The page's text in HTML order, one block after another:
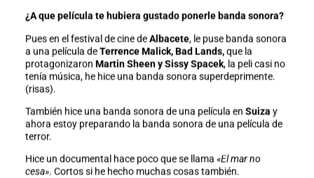
¿A que película te hubiera gustado ponerle banda sonora?
Pues en el festival de cine deAlbacete, le puse banda sonora
a una película deTerrence Malick, Bad Lands,que la
protagonizaron Martin Sheen y Sissy Spacek, la peli casi no
tenía música, he hice una banda sonora superdeprimente.
(risas).
También hice una banda sonora de una película en Suiza y
ahora estoy preparando la banda sonora de una película de
terror.
Hice un documental hace poco que se llama «El mar no
cesa». Cortos si he hecho muchas cosas también.